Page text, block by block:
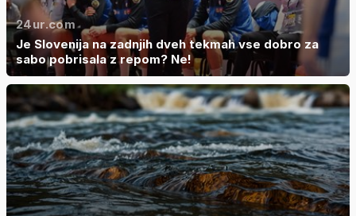
24ur.com
Je Slovenija na zadnjih dveh tekmah vse dobro za
sabo pobrisala z repom? Ne!